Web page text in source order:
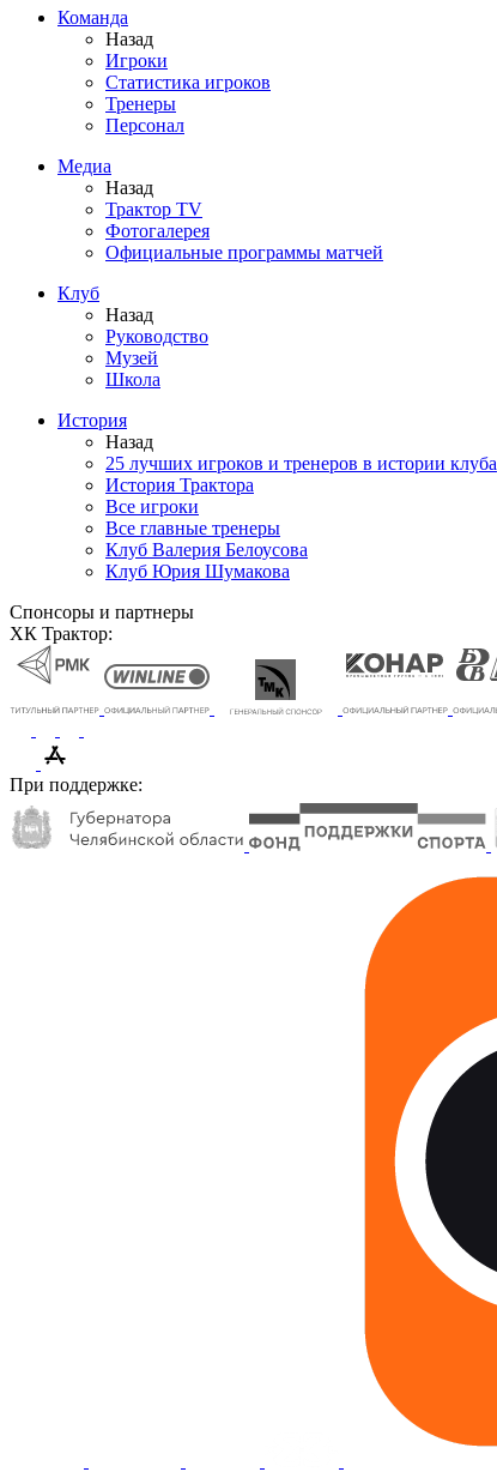
Команда
Назад
Игроки
Статистика игроков
Тренеры
Персонал
Медиа
Назад
Трактор TV
Фотогалерея
Официальные программы матчей
Клуб
Назад
Руководство
Музей
Школа
История
Назад
25 лучших игроков и тренеров в истории клуба
История Трактора
Все игроки
Все главные тренеры
Клуб Валерия Белоусова
Клуб Юрия Шумакова
Спонсоры и партнеры
ХК Трактор:
При поддержке: